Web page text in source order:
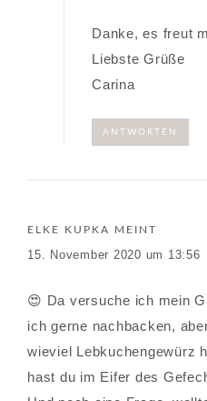
Danke, es freut
Liebste Grüße
Carina
ANTWORTEN
ELKE KUPKA MEINT
15. November 2020 um 13:56
😍 Da versuche ich mein
ich gerne nachbacken,
wieviel Lebkuchengewürz
hast du im Eifer des